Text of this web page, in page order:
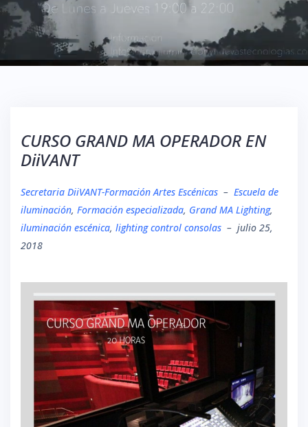
CURSO GRAND MA OPERADOR EN
DiiVANT
Secretaria DiiVANT-Formación Artes Escénicas – Escuela de
iluminación, Formación especializada, Grand MA Lighting,
iluminación escénica, lighting control consolas – julio 25,
2018